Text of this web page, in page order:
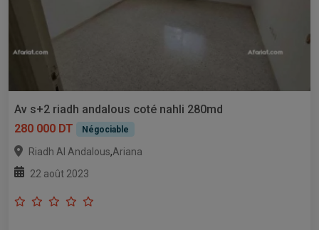
Av s+2 riadh andalous coté nahli 280md
280 000 DT
Négociable
Riadh Al Andalous,Ariana
22 août 2023